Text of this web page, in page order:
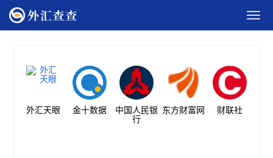
外汇天眼 金十数据
中国人民银
行
东方财富网 财联社